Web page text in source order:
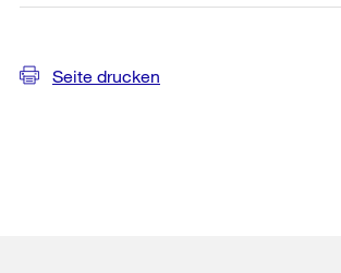
Seite drucken